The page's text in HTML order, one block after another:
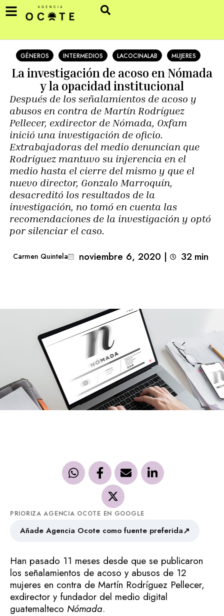
GÉNEROS INTERMEDIOS LACOCINALAB MUJERES
La investigación de acoso en Nómada
y la opacidad institucional
Después de los señalamientos de acoso y
abusos en contra de Martín Rodríguez
Pellecer, exdirector de Nómada, Oxfam
inició una investigación de oficio.
Extrabajadoras del medio denuncian que
Rodríguez mantuvo su injerencia en el
medio hasta el cierre del mismo y que el
nuevo director, Gonzalo Marroquín,
desacreditó los resultados de la
investigación, no tomó en cuenta las
recomendaciones de la investigación y optó
por silenciar el caso.
Carmen Quintela noviembre 6, 2020 | 32 min
PRIORIZA AGENCIA OCOTE EN GOOGLE
Añade Agencia Ocote como fuente preferida↗
Han pasado 11 meses desde que se publicaron
los señalamientos de acoso y abusos de 12
mujeres en contra de Martín Rodríguez Pellecer,
exdirector y fundador del medio digital
guatemalteco Nómada.